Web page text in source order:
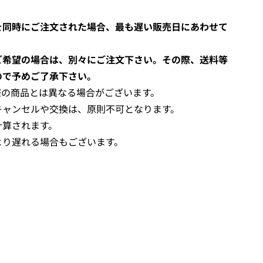
時にご注文された場合、最も遅い販売日にあわせて
望の場合は、別々にご注文下さい。その際、送料等
予めご了承下さい。
商品とは異なる場合がございます。
ンセルや交換は、原則不可となります。
されます。
遅れる場合もございます。